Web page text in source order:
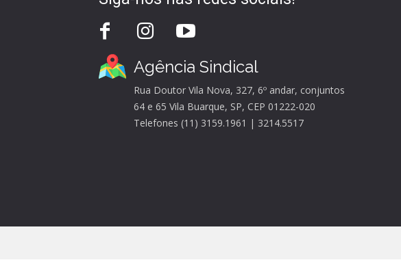
Agência Sindical
Rua Doutor Vila Nova, 327, 6º andar, conjuntos
64 e 65 Vila Buarque, SP, CEP 01222-020
Telefones (11) 3159.1961 | 3214.5517